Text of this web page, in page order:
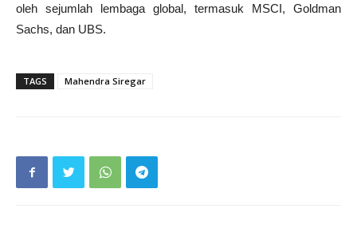
oleh sejumlah lembaga global, termasuk MSCI, Goldman
Sachs, dan UBS.
TAGS Mahendra Siregar